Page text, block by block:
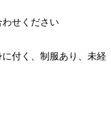
せください
付く、制服あり、未経